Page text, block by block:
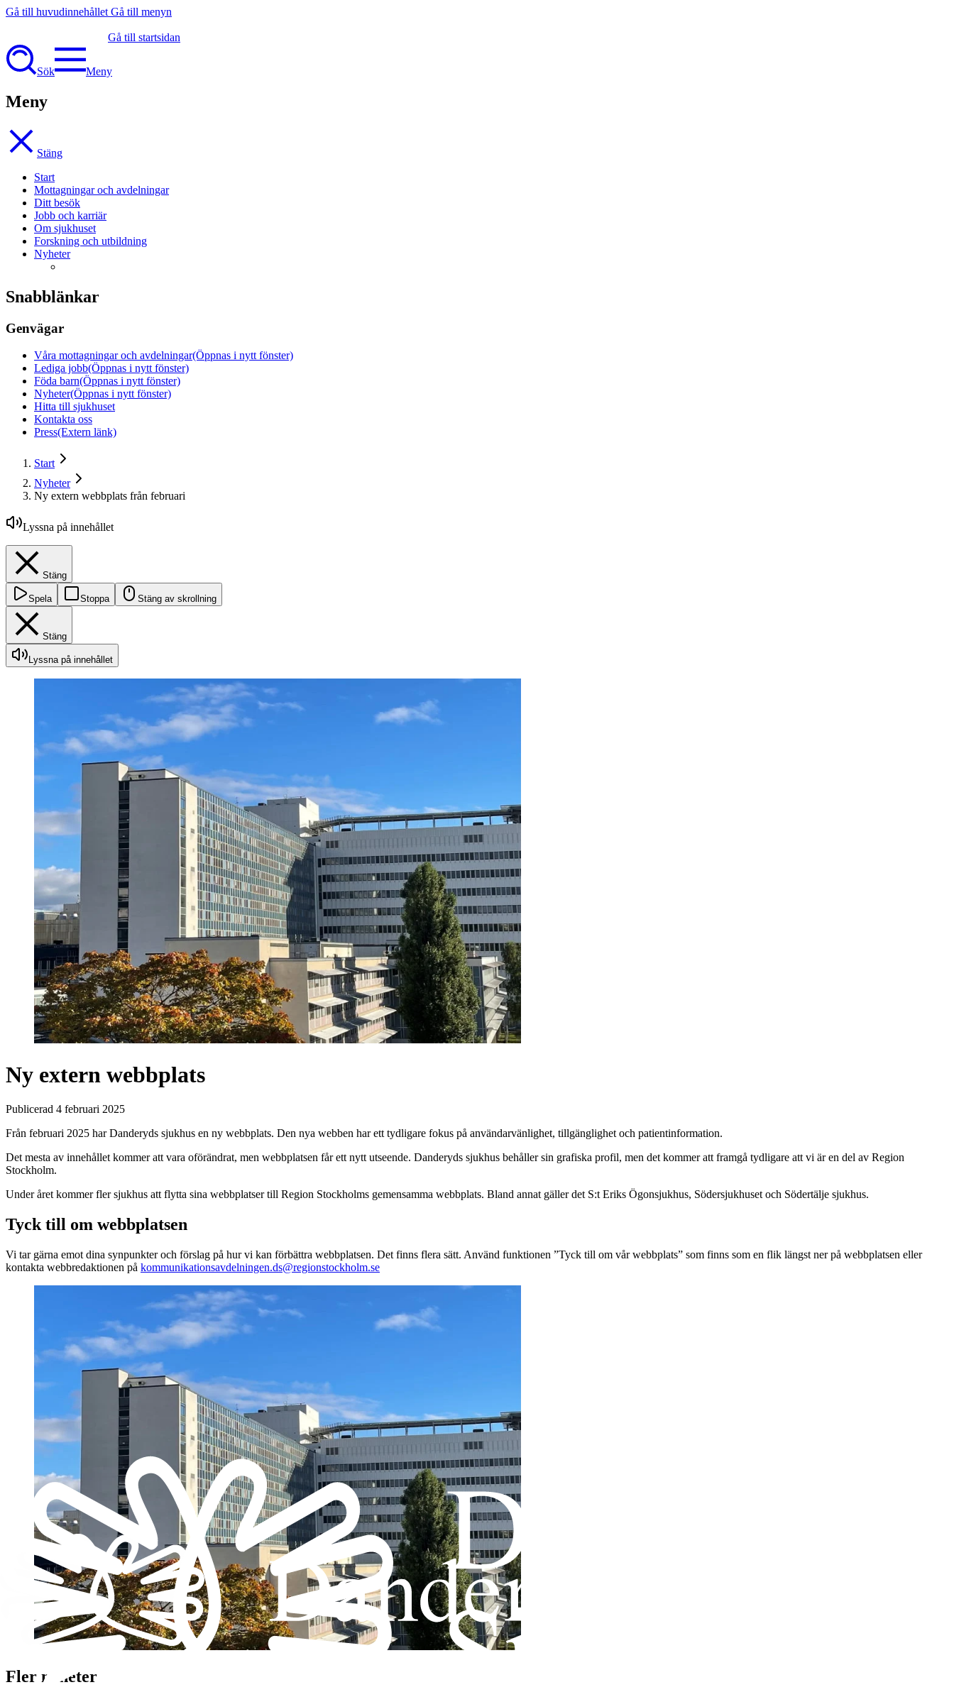
Gå till huvudinnehållet Gå till menyn
Gå till startsidan
Sök Meny
Meny
Stäng
Start
Mottagningar och avdelningar
Ditt besök
Jobb och karriär
Om sjukhuset
Forskning och utbildning
Nyheter
Snabblänkar
Genvägar
Våra mottagningar och avdelningar(Öppnas i nytt fönster)
Lediga jobb(Öppnas i nytt fönster)
Föda barn(Öppnas i nytt fönster)
Nyheter(Öppnas i nytt fönster)
Hitta till sjukhuset
Kontakta oss
Press(Extern länk)
Start
Nyheter
Ny extern webbplats från februari
Lyssna på innehållet
Stäng
Spela Stoppa Stäng av skrollning
Stäng
Lyssna på innehållet
Ny extern webbplats
Publicerad 4 februari 2025
Från februari 2025 har Danderyds sjukhus en ny webbplats. Den nya webben har ett tydligare fokus på användarvänlighet, tillgänglighet och patientinformation.
Det mesta av innehållet kommer att vara oförändrat, men webbplatsen får ett nytt utseende. Danderyds sjukhus behåller sin grafiska profil, men det kommer att framgå tydligare att vi är en del av Region
Stockholm.
Under året kommer fler sjukhus att flytta sina webbplatser till Region Stockholms gemensamma webbplats. Bland annat gäller det S:t Eriks Ögonsjukhus, Södersjukhuset och Södertälje sjukhus.
Tyck till om webbplatsen
Vi tar gärna emot dina synpunkter och förslag på hur vi kan förbättra webbplatsen. Det finns flera sätt. Använd funktionen ”Tyck till om vår webbplats” som finns som en flik längst ner på webbplatsen eller
kontakta webbredaktionen på kommunikationsavdelningen.ds@regionstockholm.se
Fler nyheter